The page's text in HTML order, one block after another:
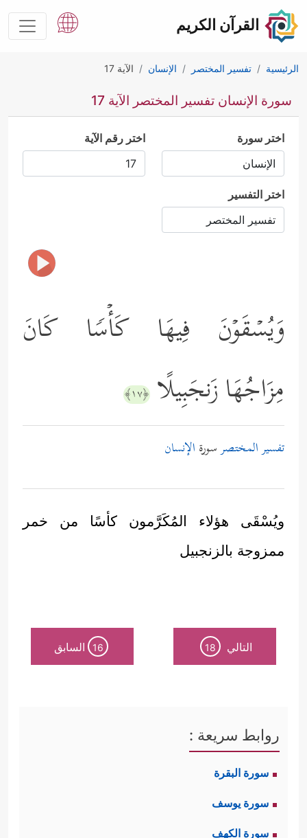
القرآن الكريم
الرئيسية تفسير المختصر الإنسان الآية 17
سورة الإنسان تفسير المختصر الآية 17
اختر سورة اختر رقم الآية
اختر التفسير
وَیُسۡقَوۡنَ فِیهَا كَأۡسࣰا كَانَ
مِزَاجُهَا زَنجَبِیلًا ﴿١٧﴾
تفسير المختصرسورة الإنسان
ويُسْقَى هؤلاء المُكَرَّمون كأسًا من خمر
ممزوجة بالزنجبيل
التالي 18
16 السابق
روابط سريعة :
سورة البقرة
سورة يوسف
سورة الكهف